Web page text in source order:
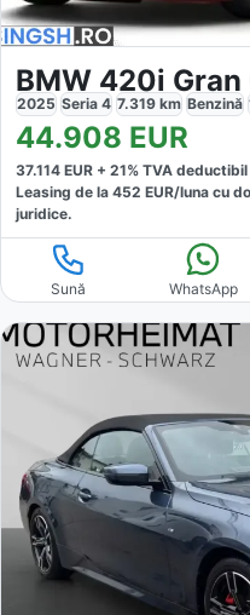
2025 Seria 4 7.319 km Benzină
44.908 EUR
37.114 EUR + 21% TVA deductibil
Leasing de la 452 EUR/luna cu
juridice.
Sună WhatsApp